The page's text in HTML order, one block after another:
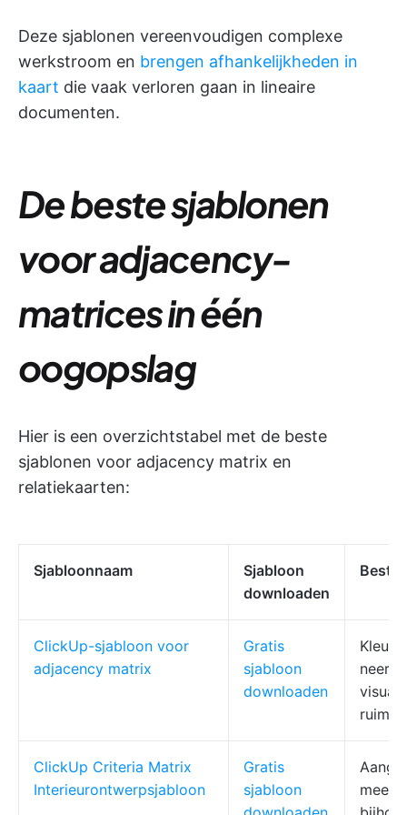
Deze sjablonen vereenvoudigen complexe
werkstroom en brengen afhankelijkheden in
kaart die vaak verloren gaan in lineaire
documenten.
De beste sjablonen
voor adjacency-
matrices in één
oogopslag
Hier is een overzichtstabel met de beste
sjablonen voor adjacency matrix en
relatiekaarten:
Sjabloonnaam
Sjabloon
downloaden
Beste
ClickUp-sjabloon voor
adjacency matrix
Gratis
sjabloon
downloaden
Kleur,
ClickUp Criteria Matrix
Interieurontwerpsjabloon
Gratis
sjabloon